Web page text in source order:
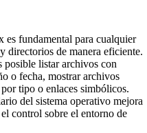
es fundamental para cualquier
directorios de manera eficiente.
posible listar archivos con
o fecha, mostrar archivos
tipo o enlaces simbólicos.
del sistema operativo mejora
control sobre el entorno de